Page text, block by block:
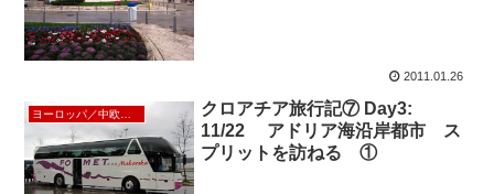
2011.01.26
クロアチア旅行記⑦ Day3:
11/22 アドリア海沿岸都市 ス
プリットを訪ねる ①